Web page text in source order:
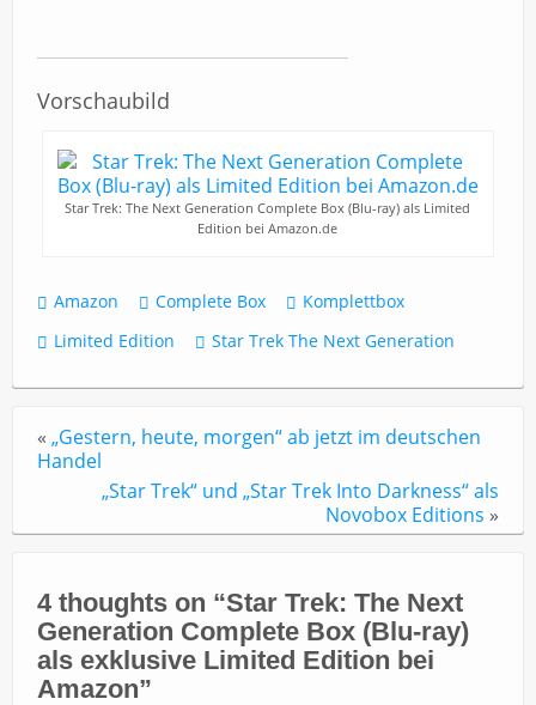
Vorschaubild
Star Trek: The Next Generation Complete Box (Blu-ray) als Limited
Edition bei Amazon.de
Amazon Complete Box
Komplettbox
Limited Edition
Star Trek The Next Generation
« „Gestern, heute, morgen“ ab jetzt im deutschen
Handel
„Star Trek“ und „Star Trek Into Darkness“ als
Novobox Editions »
4 thoughts on “Star Trek: The Next
Generation Complete Box (Blu-ray)
als exklusive Limited Edition bei
Amazon”